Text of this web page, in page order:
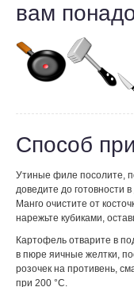
вам
Способ
Утиные филе посолите,
доведите до готовности в
Манго очистите от
нарежьте кубиками,
Картофель отварите в
в пюре яичные желтки,
розочек на противень,
при 200 °С.